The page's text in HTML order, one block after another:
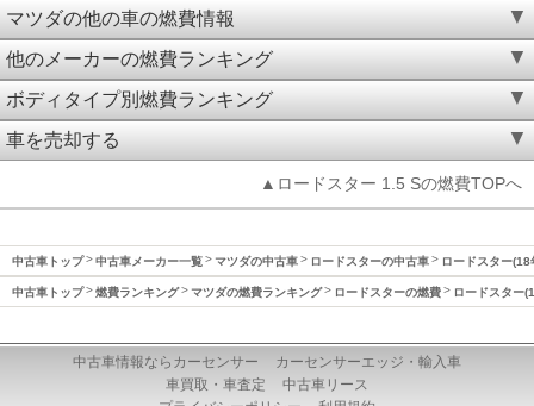
マツダの他の車の燃費情報
他のメーカーの燃費ランキング
ボディタイプ別燃費ランキング
車を売却する
▲ロードスター 1.5 Sの燃費TOPへ
中古車トップ 中古車メーカー一覧 マツダの中古車 ロードスターの中古車 ロードスター
中古車トップ 燃費ランキング マツダの燃費ランキング ロードスターの燃費 ロードスター
中古車情報ならカーセンサー
カーセンサーエッジ・輸入車
車買取・車査定
中古車リース